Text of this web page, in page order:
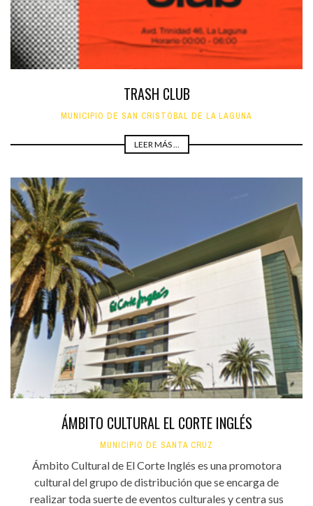
TRASH CLUB
MUNICIPIO DE SAN CRISTÓBAL DE LA LAGUNA
LEER MÁS ...
ÁMBITO CULTURAL EL CORTE INGLÉS
MUNICIPIO DE SANTA CRUZ
Ámbito Cultural de El Corte Inglés es una promotora
cultural del grupo de distribución que se encarga de
realizar toda suerte de eventos culturales y centra sus